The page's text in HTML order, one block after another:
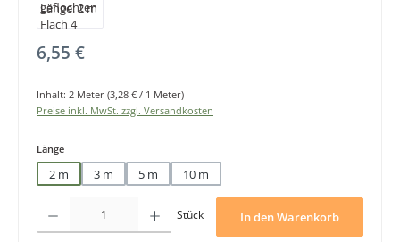
Regulärer Preis:
6,55 €
Inhalt: 2 Meter (3,28 € / 1 Meter)
Preise inkl. MwSt. zzgl. Versandkosten
Längeauswählen
2 m 3 m 5 m 10 m
Stück In den Warenkorb